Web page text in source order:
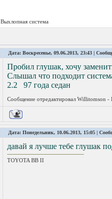
Выхлопная система
Дата: Воскресенье, 09.06.2013, 23:43 |
Пробил глушак, хочу
Слышал что подходит
2.2 97 года седан
Сообщение отредактировал Willitomson -
Дата: Понедельник, 10.06.2013, 15:05 |
давай я лучше тебе глушак
TOYOTA ВВ II